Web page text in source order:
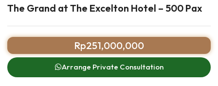
The Grand at The Excelton Hotel – 500 Pax
Rp251,000,000
Arrange Private Consultation